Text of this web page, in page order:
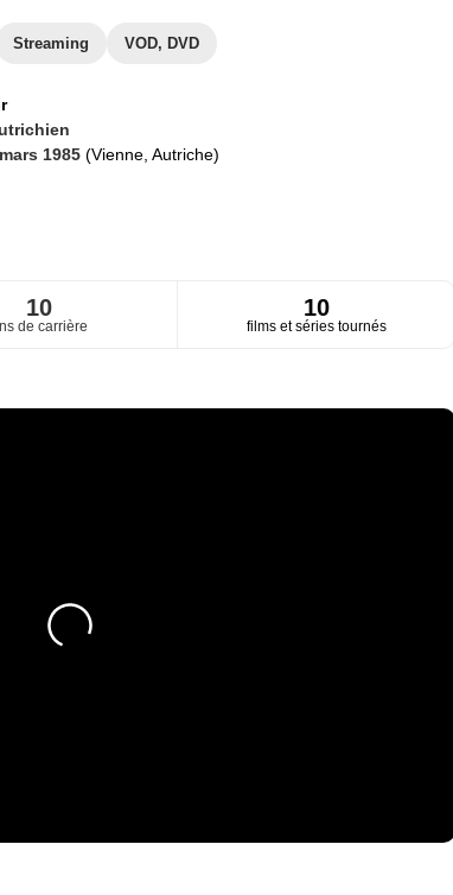
Streaming VOD, DVD
1985 (Vienne, Autriche)
10
de carrière
10
films et séries tournés